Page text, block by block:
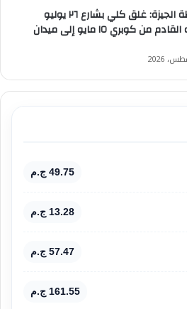
محافظة الجيزة: غلق كلي بشارع ٢٦ يوليو
بالاتجاه القادم من كوبري ١٥ مايو إلى ميدان
49.75 ج.م
13.28 ج.م
57.47 ج.م
161.55 ج.م